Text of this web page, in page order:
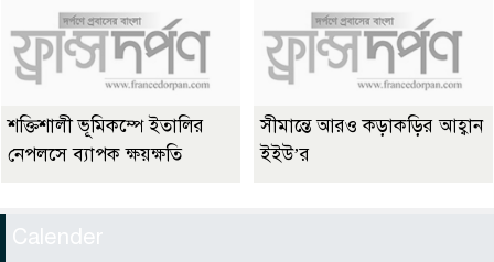
শক্তিশালী ভূমিকম্পে ইতালির
নেপলসে ব্যাপক ক্ষয়ক্ষতি
সীমান্তে আরও কড়াকড়ির আহ্বান
ইইউ’র
Calender